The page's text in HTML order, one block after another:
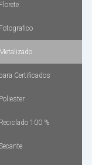
Certificados
100 %